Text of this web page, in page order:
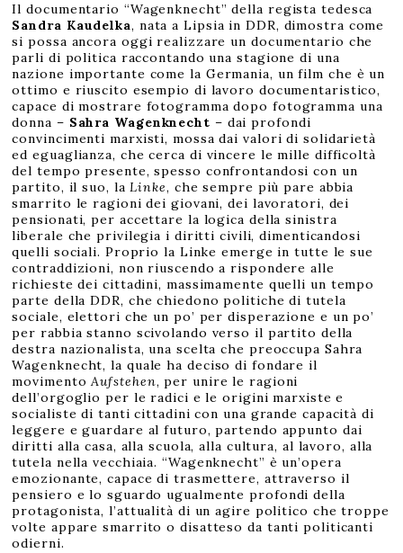
Il documentario “Wagenknecht” della regista tedesca
Sandra Kaudelka, nata a Lipsia in DDR, dimostra come
si possa ancora oggi realizzare un documentario che
parli di politica raccontando una stagione di una
nazione importante come la Germania, un film che è un
ottimo e riuscito esempio di lavoro documentaristico,
capace di mostrare fotogramma dopo fotogramma una
donna – Sahra Wagenknecht – dai profondi
convincimenti marxisti, mossa dai valori di solidarietà
ed eguaglianza, che cerca di vincere le mille difficoltà
del tempo presente, spesso confrontandosi con un
partito, il suo, laLinke, che sempre più pare abbia
smarrito le ragioni dei giovani, dei lavoratori, dei
pensionati, per accettare la logica della sinistra
liberale che privilegia i diritti civili, dimenticandosi
quelli sociali. Proprio la Linke emerge in tutte le sue
contraddizioni, non riuscendo a rispondere alle
richieste dei cittadini, massimamente quelli un tempo
parte della DDR, che chiedono politiche di tutela
sociale, elettori che un po’ per disperazione e un po’
per rabbia stanno scivolando verso il partito della
destra nazionalista, una scelta che preoccupa Sahra
Wagenknecht, la quale ha deciso di fondare il
movimentoAufstehen, per unire le ragioni
dell’orgoglio per le radici e le origini marxiste e
socialiste di tanti cittadini con una grande capacità di
leggere e guardare al futuro, partendo appunto dai
diritti alla casa, alla scuola, alla cultura, al lavoro, alla
tutela nella vecchiaia. “Wagenknecht” è un’opera
emozionante, capace di trasmettere, attraverso il
pensiero e lo sguardo ugualmente profondi della
protagonista, l’attualità di un agire politico che troppe
volte appare smarrito o disatteso da tanti politicanti
odierni.